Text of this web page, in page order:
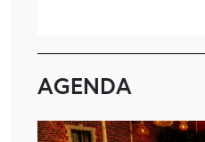
AGENDA